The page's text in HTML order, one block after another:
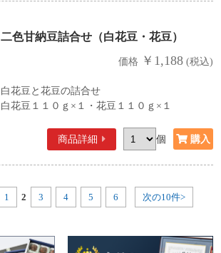
二色甘納豆詰合せ（白花豆・花豆）
価格 ￥1,188(税込)
白花豆と花豆の詰合せ
白花豆１１０ｇ×１・花豆１１０ｇ×１
商品詳細 個
1 2 3 4 5 6 次の10件>